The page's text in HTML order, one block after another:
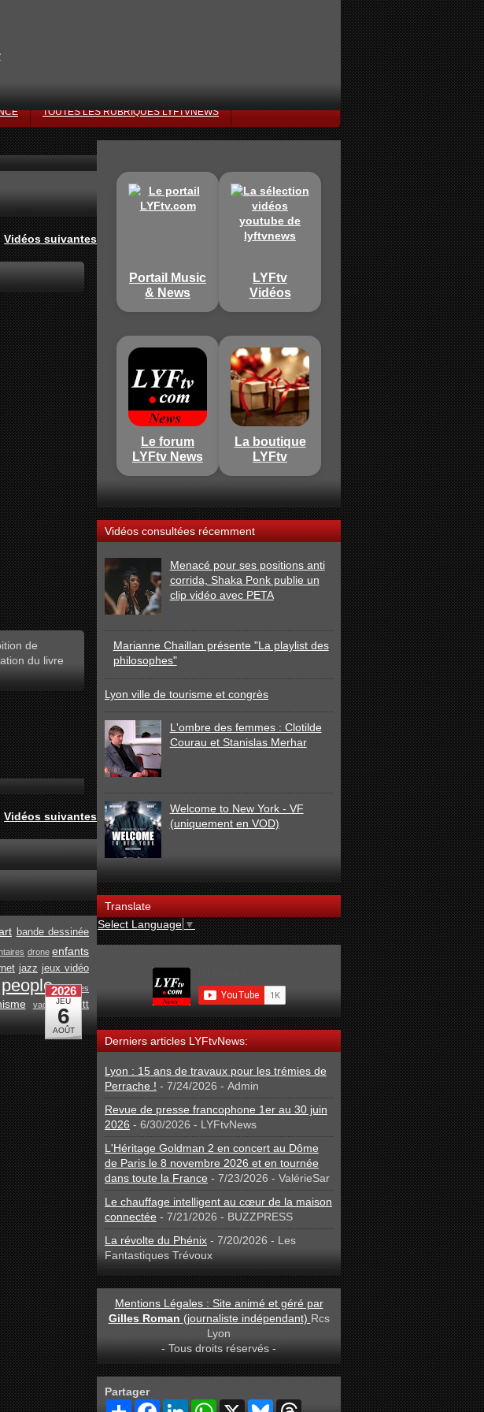
TOUTES LES RUBRIQUES LYFTVNEWS
Vidéos suivantes
de
du livre
Vidéos suivantes
bande dessinée
drone enfants
jazz jeux vidéo
people recettes
vacances vtt
Portail Music
& News
LYFtv
Vidéos
Le forum
LYFtv News
La boutique
LYFtv
Vidéos consultées récemment
Menacé pour ses positions anti
corrida, Shaka Ponk publie un
clip vidéo avec PETA
Marianne Chaillan présente "La playlist des
philosophes"
Lyon ville de tourisme et congrès
L'ombre des femmes : Clotilde
Courau et Stanislas Merhar
Welcome to New York - VF
(uniquement en VOD)
Translate
Select Language▼
Derniers articles LYFtvNews:
Lyon : 15 ans de travaux pour les trémies de
Perrache ! - 7/24/2026 - Admin
Revue de presse francophone 1er au 30 juin
2026 - 6/30/2026 - LYFtvNews
L'Héritage Goldman 2 en concert au Dôme
de Paris le 8 novembre 2026 et en tournée
dans toute la France - 7/23/2026 - ValérieSar
Le chauffage intelligent au cœur de la maison
connectée - 7/21/2026 - BUZZPRESS
La révolte du Phénix - 7/20/2026 - Les
Fantastiques Trévoux
Mentions Légales : Site animé et géré par
Gilles Roman (journaliste indépendant) Rcs
Lyon
- Tous droits réservés -
Partager
S
F L W X